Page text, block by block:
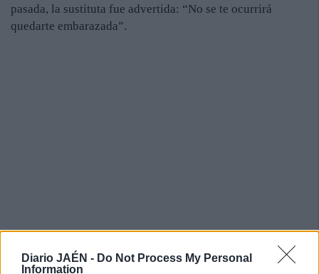
Diario JAÉN - Do Not Process My Personal
Information
pasada, la sustituta fue advertida: “No se te ocurrirá
quedarte embarazada”.